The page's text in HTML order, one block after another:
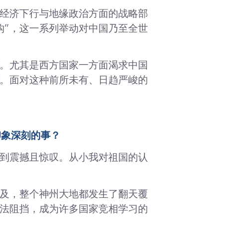
济下行与地缘政治方面的战略部
，这一系列举动对中国乃至全世
尤其是西方国家一方面渴求中国
面对这种前所未有、日趋严峻的
深刻的事？
震撼且惊叹。从小我对祖国的认
，整个神州大地都发生了翻天覆
阻挡，成为许多国家竞相学习的